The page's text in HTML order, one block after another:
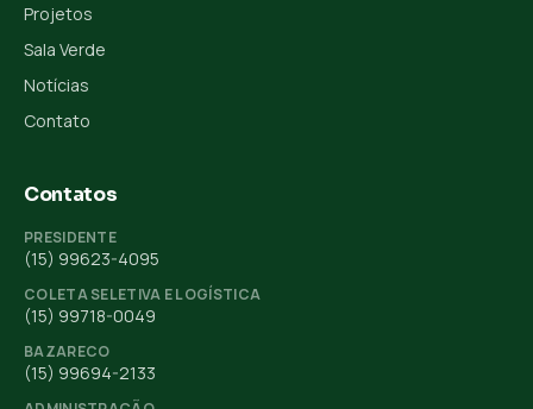
Projetos
Sala Verde
Notícias
Contato
Contatos
PRESIDENTE
(15) 99623-4095
COLETA SELETIVA E LOGÍSTICA
(15) 99718-0049
BAZARECO
(15) 99694-2133